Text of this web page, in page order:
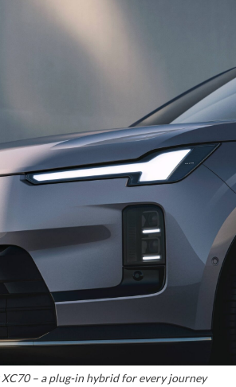
– a plug-in hybrid for every journey